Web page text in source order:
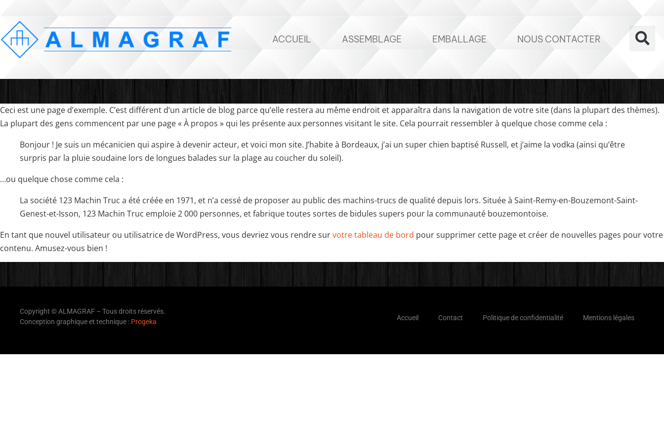
ACCUEIL ASSEMBLAGE EMBALLAGE NOUS CONTACTER
Ceci est une page d’exemple. C’est différent d’un article de blog parce qu’elle restera au même endroit et apparaîtra dans la navigation de votre site (dans la plupart des thèmes).
La plupart des gens commencent par une page « À propos » qui les présente aux personnes visitant le site. Cela pourrait ressembler à quelque chose comme cela :
Bonjour ! Je suis un mécanicien qui aspire à devenir acteur, et voici mon site. J’habite à Bordeaux, j’ai un super chien baptisé Russell, et j’aime la vodka (ainsi qu’être
surpris par la pluie soudaine lors de longues balades sur la plage au coucher du soleil).
…ou quelque chose comme cela :
La société 123 Machin Truc a été créée en 1971, et n’a cessé de proposer au public des machins-trucs de qualité depuis lors. Située à Saint-Remy-en-Bouzemont-Saint-
Genest-et-Isson, 123 Machin Truc emploie 2 000 personnes, et fabrique toutes sortes de bidules supers pour la communauté bouzemontoise.
En tant que nouvel utilisateur ou utilisatrice de WordPress, vous devriez vous rendre survotre tableau de bord pour supprimer cette page et créer de nouvelles pages pour votre
contenu. Amusez-vous bien !
Copyright © ALMAGRAF – Tous droits réservés.
Conception graphique et technique : Progeka Accueil Contact Politique de confidentialité Mentions légales